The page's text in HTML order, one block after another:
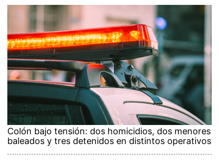
Colón bajo tensión: dos homicidios, dos menores
baleados y tres detenidos en distintos operativos